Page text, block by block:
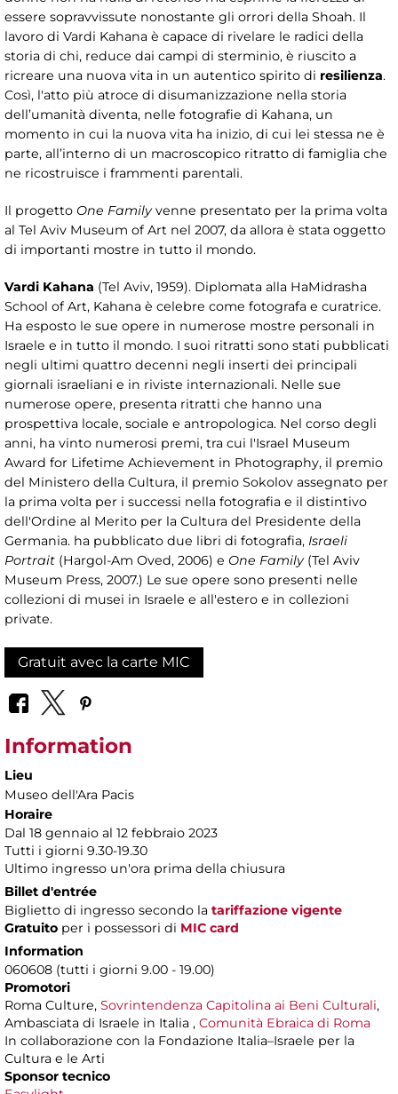
essere sopravvissute nonostante gli orrori della Shoah. Il
lavoro di Vardi Kahana è capace di rivelare le radici della
storia di chi, reduce dai campi di sterminio, è riuscito a
ricreare una nuova vita in un autentico spirito di resilienza.
Così, l'atto più atroce di disumanizzazione nella storia
dell’umanità diventa, nelle fotografie di Kahana, un
momento in cui la nuova vita ha inizio, di cui lei stessa ne è
parte, all’interno di un macroscopico ritratto di famiglia che
ne ricostruisce i frammenti parentali.
Il progetto One Familyvenne presentato per la prima volta
al Tel Aviv Museum of Art nel 2007, da allora è stata oggetto
di importanti mostre in tutto il mondo.
Vardi Kahana (Tel Aviv, 1959). Diplomata alla HaMidrasha
School of Art, Kahana è celebre come fotografa e curatrice.
Ha esposto le sue opere in numerose mostre personali in
Israele e in tutto il mondo. I suoi ritratti sono stati pubblicati
negli ultimi quattro decenni negli inserti dei principali
giornali israeliani e in riviste internazionali. Nelle sue
numerose opere, presenta ritratti che hanno una
prospettiva locale, sociale e antropologica. Nel corso degli
anni, ha vinto numerosi premi, tra cui l'Israel Museum
Award for Lifetime Achievement in Photography, il premio
del Ministero della Cultura, il premio Sokolov assegnato per
la prima volta per i successi nella fotografia e il distintivo
dell'Ordine al Merito per la Cultura del Presidente della
Germania. ha pubblicato due libri di fotografia, Israeli
Portrait (Hargol-Am Oved, 2006) e One Family(Tel Aviv
Museum Press, 2007.) Le sue opere sono presenti nelle
collezioni di musei in Israele e all'estero e in collezioni
private.
Gratuit avec la carte MIC
Information
Lieu
Museo dell'Ara Pacis
Horaire
Dal 18 gennaio al 12 febbraio 2023
Tutti i giorni 9.30-19.30
Ultimo ingresso un'ora prima della chiusura
Billet d'entrée
Biglietto di ingresso secondo la tariffazione vigente
Gratuito per i possessori di MIC card
Information
060608 (tutti i giorni 9.00 - 19.00)
Promotori
Roma Culture, Sovrintendenza Capitolina ai Beni Culturali,
Ambasciata di Israele in Italia , Comunità Ebraica di Roma
In collaborazione con la Fondazione Italia–Israele per la
Cultura e le Arti
Sponsor tecnico